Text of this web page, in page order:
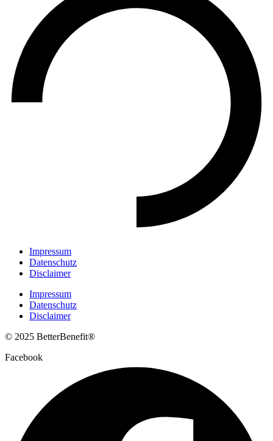
Impressum
Datenschutz
Disclaimer
Impressum
Datenschutz
Disclaimer
© 2025 BetterBenefit®
Facebook